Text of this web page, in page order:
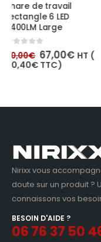
Phare de travail
rectangle 6 LED 1500LM
large
0 out of 5
16,10€ Le
prix
initial
13,95€Le
prix
HT (
TTC)
Nirixx vous
doute sur un produit ?
connaissons vos
BESOIN D'AIDE ?
06 76 37 50